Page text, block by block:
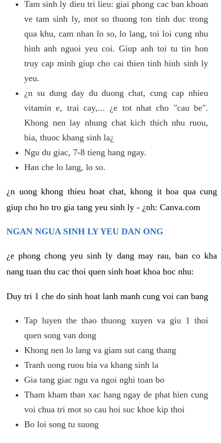
Tam sinh ly dieu tri lieu: giai phong cac ban khoan
ve tam sinh ly, mot so thuong ton tinh duc trong
qua khu, cam nhan lo so, lo lang, toi loi cung nhu
hinh anh nguoi yeu coi. Giup anh toi tu tin hon
truy cap minh giup cho cai thien tinh hinh sinh ly
yeu.
¿n su dung day du duong chat, cung cap nhieu
vitamin e, trai cay,... ¿e tot nhat cho "cau be".
Khong nen lay nhung chat kich thich nhu ruou,
bia, thuoc khang sinh la¿
Ngu du giac, 7-8 tieng hang ngay.
Han che lo lang, lo so.
¿n uong khong thieu hoat chat, khong it hoa qua cung
giup cho ho tro gia tang yeu sinh ly - ¿nh: Canva.com
NGAN NGUA SINH LY YEU DAN ONG
¿e phong chong yeu sinh ly dang may rau, ban co kha
nang tuan thu cac thoi quen sinh hoat khoa hoc nhu:
Duy tri 1 che do sinh hoat lanh manh cung voi can bang
Tap luyen the thao thuong xuyen va giu 1 thoi
quen song van dong
Khong nen lo lang va giam sut cang thang
Tranh uong ruou bia va khang sinh la
Gia tang giac ngu va ngoi nghi toan bo
Tham kham than xac hang ngay de phat hien cung
voi chua tri mot so cau hoi suc khoe kip thoi
Bo loi song tu suong